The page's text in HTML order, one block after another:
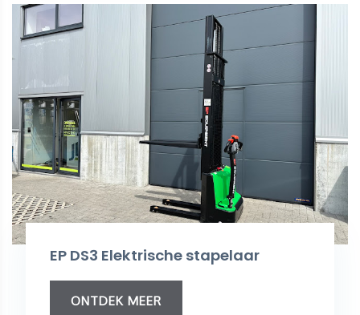
EP DS3 Elektrische stapelaar
ONTDEK MEER